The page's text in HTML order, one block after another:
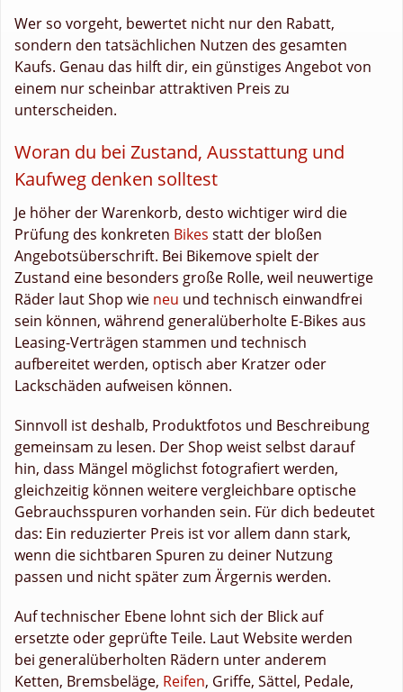
Wer so vorgeht, bewertet nicht nur den Rabatt,
sondern den tatsächlichen Nutzen des gesamten
Kaufs. Genau das hilft dir, ein günstiges Angebot von
einem nur scheinbar attraktiven Preis zu
unterscheiden.
Woran du bei Zustand, Ausstattung und
Kaufweg denken solltest
Je höher der Warenkorb, desto wichtiger wird die
Prüfung des konkreten Bikes statt der bloßen
Angebotsüberschrift. Bei Bikemove spielt der
Zustand eine besonders große Rolle, weil neuwertige
Räder laut Shop wie neu und technisch einwandfrei
sein können, während generalüberholte E-Bikes aus
Leasing-Verträgen stammen und technisch
aufbereitet werden, optisch aber Kratzer oder
Lackschäden aufweisen können.
Sinnvoll ist deshalb, Produktfotos und Beschreibung
gemeinsam zu lesen. Der Shop weist selbst darauf
hin, dass Mängel möglichst fotografiert werden,
gleichzeitig können weitere vergleichbare optische
Gebrauchsspuren vorhanden sein. Für dich bedeutet
das: Ein reduzierter Preis ist vor allem dann stark,
wenn die sichtbaren Spuren zu deiner Nutzung
passen und nicht später zum Ärgernis werden.
Auf technischer Ebene lohnt sich der Blick auf
ersetzte oder geprüfte Teile. Laut Website werden
bei generalüberholten Rädern unter anderem
Ketten, Bremsbeläge, Reifen, Griffe, Sättel, Pedale,